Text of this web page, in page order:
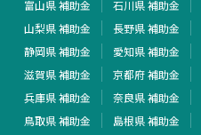
富山県 補助金
石川県 補助金
山梨県 補助金
長野県 補助金
静岡県 補助金
愛知県 補助金
滋賀県 補助金
京都府 補助金
兵庫県 補助金
奈良県 補助金
鳥取県 補助金
島根県 補助金